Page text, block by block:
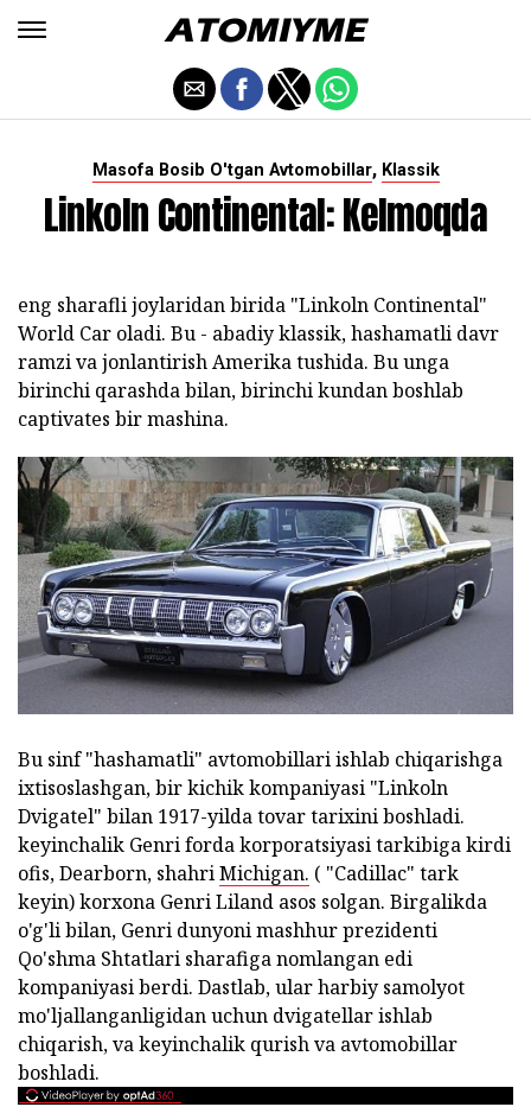
Masofa Bosib O'tgan Avtomobillar, Klassik
Linkoln Continental: Kelmoqda
eng sharafli joylaridan birida "Linkoln Continental"
World Car oladi. Bu - abadiy klassik, hashamatli davr
ramzi va jonlantirish Amerika tushida. Bu unga
birinchi qarashda bilan, birinchi kundan boshlab
captivates bir mashina.
Bu sinf "hashamatli" avtomobillari ishlab chiqarishga
ixtisoslashgan, bir kichik kompaniyasi "Linkoln
Dvigatel" bilan 1917-yilda tovar tarixini boshladi.
keyinchalik Genri forda korporatsiyasi tarkibiga kirdi
ofis, Dearborn, shahriMichigan. ( "Cadillac" tark
keyin) korxona Genri Liland asos solgan. Birgalikda
o'g'li bilan, Genri dunyoni mashhur prezidenti
Qo'shma Shtatlari sharafiga nomlangan edi
kompaniyasi berdi. Dastlab, ular harbiy samolyot
mo'ljallanganligidan uchun dvigatellar ishlab
chiqarish, va keyinchalik qurish va avtomobillar
boshladi.